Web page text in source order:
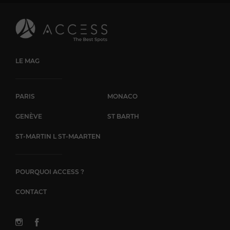
pour Explorer Genève L'InterContinental Genève est
idéalement situé pour explorer les richesses de Genève. Les
clients peuvent facilement se rendre à pied aux principales
Nations, le Jet d'eau et la vieille ville. Un Choix Idéal pour un
raffiné, des prestations haut de gamme et un service
impeccable, garantissant un séjour inoubliable à ses clients.
LE MAG
PARIS MONACO
GENÈVE ST BARTH
ST-MARTIN L ST-MAARTEN
POURQUOI ACCESS ?
CONTACT